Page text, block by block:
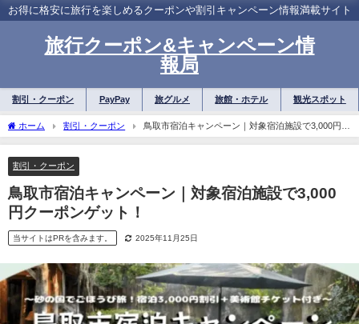
お得に格安に旅行を楽しめるクーポンや割引キャンペーン情報満載サイト
旅行クーポン&キャンペーン情
報局
割引・クーポン PayPay 旅グルメ 旅館・ホテル 観光スポット
ホーム 割引・クーポン
鳥取市宿泊キャンペーン｜対象宿泊施設で3,000円ク
ーポンゲット！
割引・クーポン
鳥取市宿泊キャンペーン｜対象宿泊施設で3,000
円クーポンゲット！
当サイトはPRを含みます。 2025年11月25日